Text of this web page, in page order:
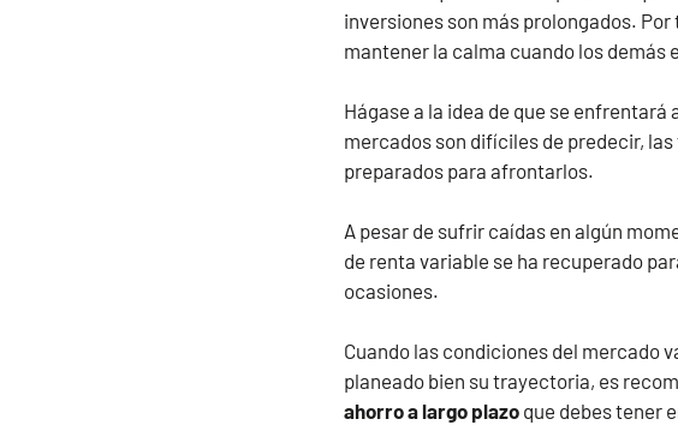
inversiones son más prolongados.
mantener la calma cuando los demás
Hágase a la idea de que se
mercados son difíciles de predecir,
preparados para afrontarlos.
A pesar de sufrir caídas en algún
de renta variable se ha recuperado
ocasiones.
Cuando las condiciones del mercado
planeado bien su trayectoria, es
ahorro a largo plazo que debes tener